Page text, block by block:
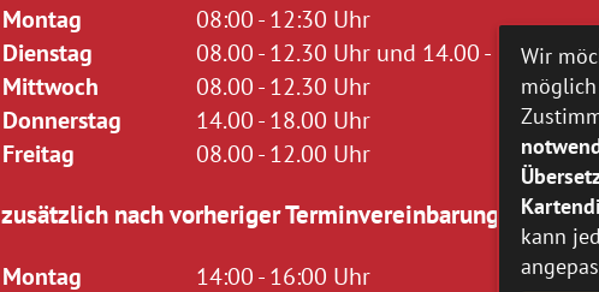
Montag
08:00 - 12:30 Uhr
Dienstag
08.00 - 12.30 Uhr und 14.00 - 16.00 Uhr
Mittwoch
08.00 - 12.30 Uhr
Donnerstag
14.00 - 18.00 Uhr
Freitag
08.00 - 12.00 Uhr
zusätzlich nach vorheriger Terminvereinbarung:
Montag
14:00 - 16:00 Uhr
Wir
kann